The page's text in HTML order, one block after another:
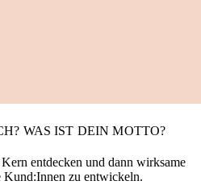
WAS IST DEIN MOTTO?
entdecken und dann wirksame
Kund:Innen zu entwickeln.